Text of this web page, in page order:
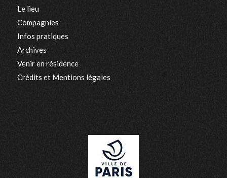
Le lieu
Compagnies
Infos pratiques
Archives
Venir en résidence
Crédits et Mentions légales